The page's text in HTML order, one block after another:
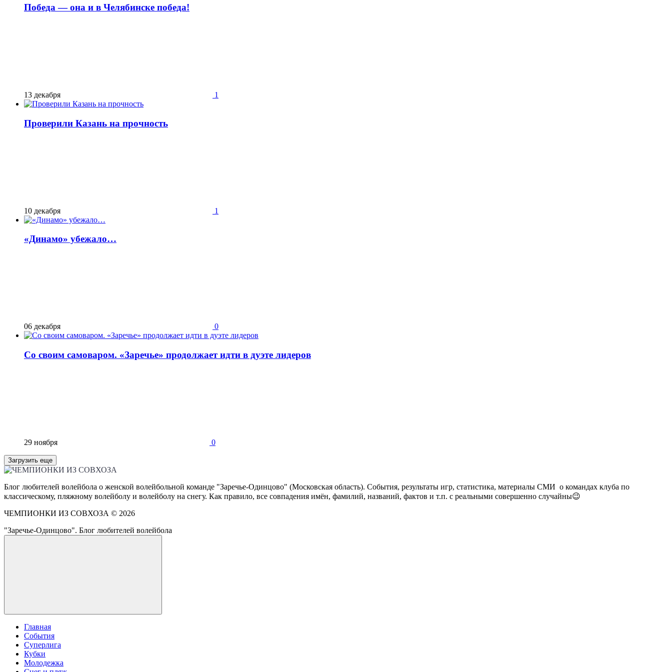
Победа — она и в Челябинске победа!
13 декабря 1
Проверили Казань на прочность
10 декабря 1
«Динамо» убежало…
06 декабря 0
Со своим самоваром. «Заречье» продолжает идти в дуэте лидеров
29 ноября 0
Загрузить еще
Блог любителей волейбола о женской волейбольной команде "Заречье-Одинцово" (Московская область). События, результаты игр, статистика, материалы СМИ о командах клуба по
классическому, пляжному волейболу и волейболу на снегу. Как правило, все совпадения имён, фамилий, названий, фактов и т.п. с реальными совершенно случайны😉
ЧЕМПИОНКИ ИЗ СОВХОЗА © 2026
"Заречье-Одинцово". Блог любителей волейбола
Главная
События
Суперлига
Кубки
Молодежка